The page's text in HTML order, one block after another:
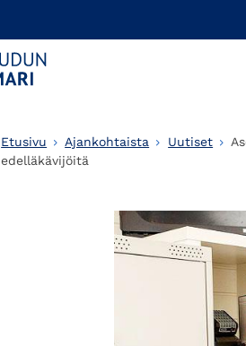
Etusivu Ajankohtaista Uutiset
edelläkävijöitä